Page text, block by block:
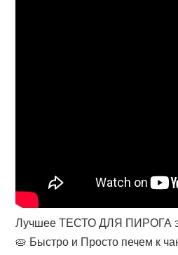
Лучшее ТЕСТО ДЛЯ ПИРОГА
🥧 Быстро и Просто печем к